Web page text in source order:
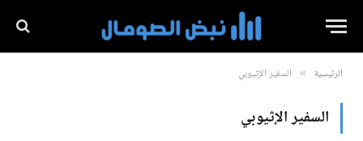
الرئيسية » السفير الإثيوبي
السفير الإثيوبي